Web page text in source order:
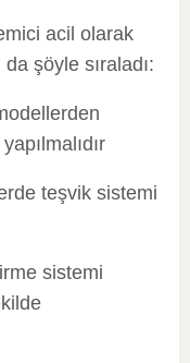
acil olarak
şöyle sıraladı:
teşvik sistemi
sistemi